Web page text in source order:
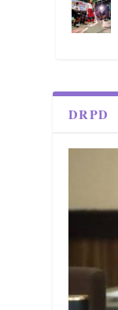
DRPD